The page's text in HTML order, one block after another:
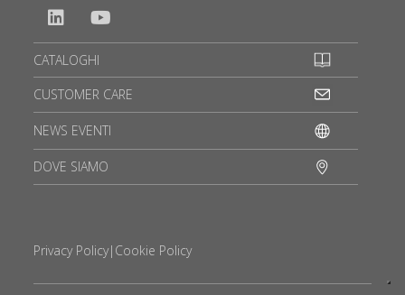
CATALOGHI
CUSTOMER CARE
NEWS EVENTI
DOVE SIAMO
Privacy Policy| Cookie Policy